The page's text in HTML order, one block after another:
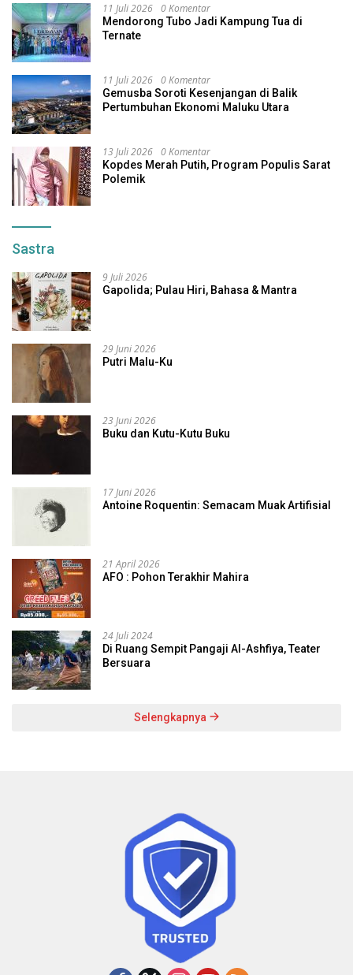
11 Juli 2026 0 Komentar
Mendorong Tubo Jadi Kampung Tua di
Ternate
11 Juli 2026 0 Komentar
Gemusba Soroti Kesenjangan di Balik
Pertumbuhan Ekonomi Maluku Utara
13 Juli 2026 0 Komentar
Kopdes Merah Putih, Program Populis Sarat
Polemik
Sastra
9 Juli 2026
Gapolida; Pulau Hiri, Bahasa & Mantra
29 Juni 2026
Putri Malu-Ku
23 Juni 2026
Buku dan Kutu-Kutu Buku
17 Juni 2026
Antoine Roquentin: Semacam Muak Artifisial
21 April 2026
AFO : Pohon Terakhir Mahira
24 Juli 2024
Di Ruang Sempit Pangaji Al-Ashfiya, Teater
Bersuara
Selengkapnya